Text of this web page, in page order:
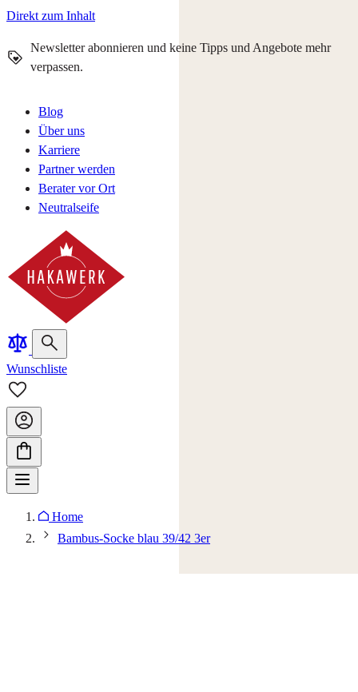
Direkt zum Inhalt
Newsletter abonnieren und keine Tipps und Angebote mehr
verpassen.
Blog
Über uns
Karriere
Partner werden
Berater vor Ort
Neutralseife
Wunschliste
Home
Bambus-Socke blau 39/42 3er